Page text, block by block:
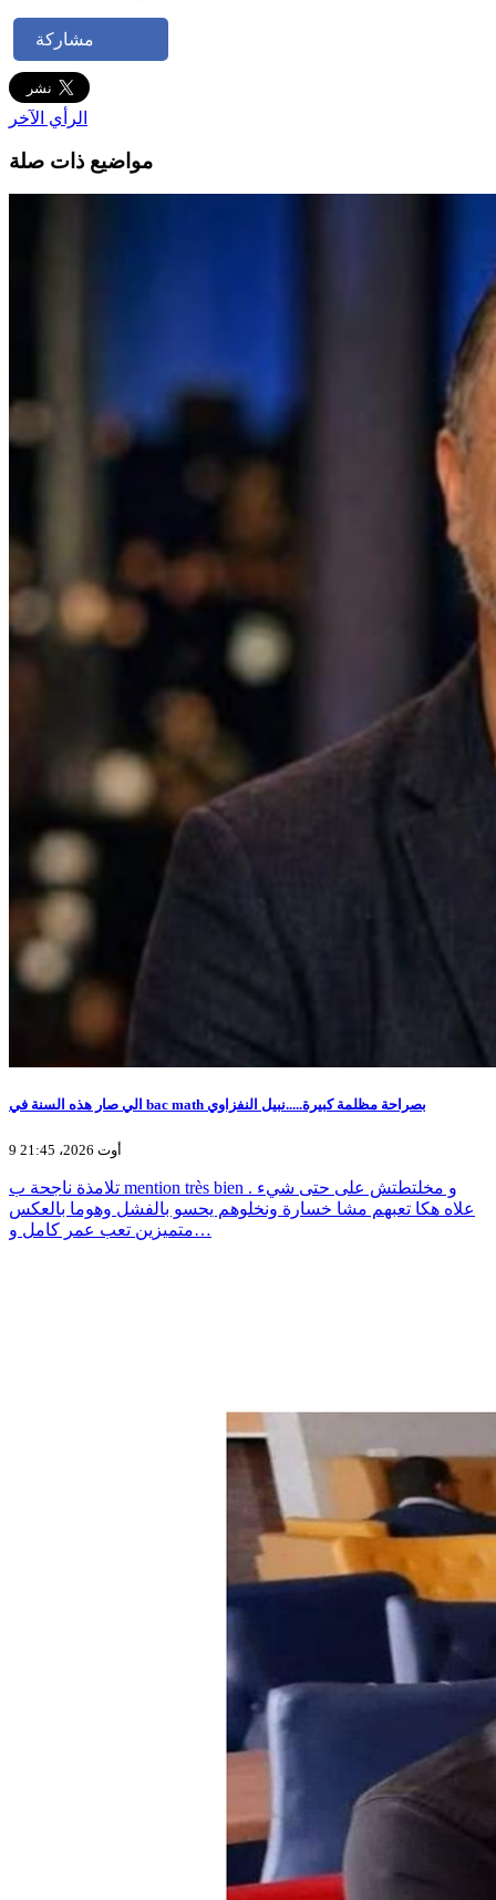
مشاركة
الرأي الآخر
مواضيع ذات صلة
الي صار هذه السنة في bac math بصراحة مظلمة كبيرة.....نبيل النفزاوي
9 أوت 2026، 21:45
تلامذة ناجحة ب mention très bien و مخلتطتش على حتى شيء .
علاه هكا تعبهم مشا خسارة ونخلوهم يحسو بالفشل وهوما بالعكس
متميزين تعب عمر كامل و…